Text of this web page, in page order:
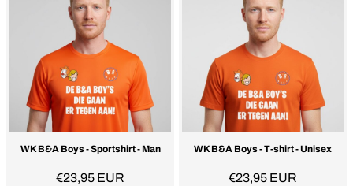
WK B&A Boys - Sportshirt - Man
€23,95 EUR
WK B&A Boys - T-shirt - Unisex
€23,95 EUR